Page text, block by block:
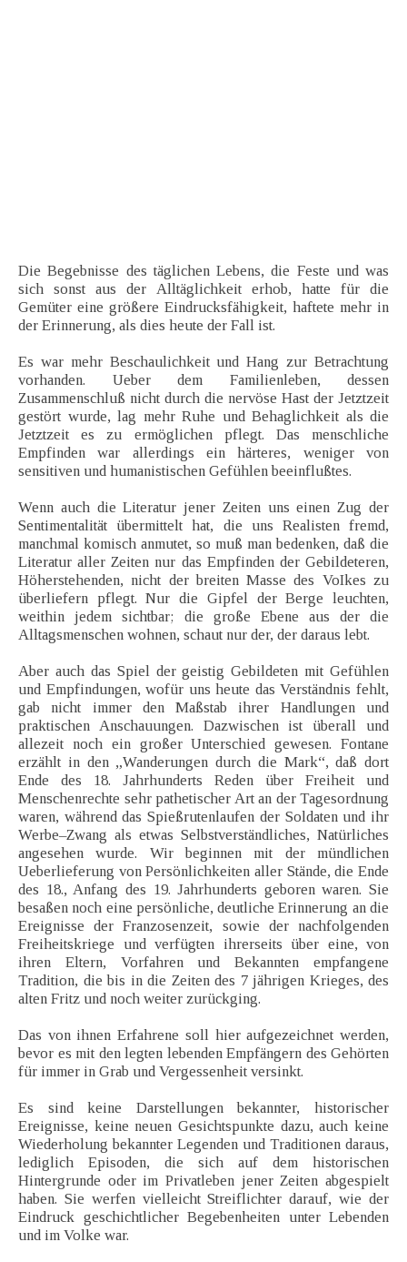
Die Begebnisse des täglichen Lebens, die Feste und was
sich sonst aus der Alltäglichkeit erhob, hatte für die
Gemüter eine größere Eindrucksfähigkeit, haftete mehr in
der Erinnerung, als dies heute der Fall ist.
Es war mehr Beschaulichkeit und Hang zur Betrachtung
vorhanden. Ueber dem Familienleben, dessen
Zusammenschluß nicht durch die nervöse Hast der Jetztzeit
gestört wurde, lag mehr Ruhe und Behaglichkeit als die
Jetztzeit es zu ermöglichen pflegt. Das menschliche
Empfinden war allerdings ein härteres, weniger von
sensitiven und humanistischen Gefühlen beeinflußtes.
Wenn auch die Literatur jener Zeiten uns einen Zug der
Sentimentalität übermittelt hat, die uns Realisten fremd,
manchmal komisch anmutet, so muß man bedenken, daß die
Literatur aller Zeiten nur das Empfinden der Gebildeteren,
Höherstehenden, nicht der breiten Masse des VoIkes zu
überliefern pflegt. Nur die Gipfel der Berge leuchten,
weithin jedem sichtbar; die große Ebene aus der die
Alltagsmenschen wohnen, schaut nur der, der daraus lebt.
Aber auch das Spiel der geistig Gebildeten mit Gefühlen
und Empfindungen, wofür uns heute das Verständnis fehlt,
gab nicht immer den Maßstab ihrer Handlungen und
praktischen Anschauungen. Dazwischen ist überall und
allezeit noch ein großer Unterschied gewesen. Fontane
erzählt in den „Wanderungen durch die Mark“, daß dort
Ende des 18. Jahrhunderts Reden über Freiheit und
Menschenrechte sehr pathetischer Art an der Tagesordnung
waren, während das Spießrutenlaufen der Soldaten und ihr
Werbe–Zwang als etwas Selbstverständliches, Natürliches
angesehen wurde. Wir beginnen mit der mündlichen
Ueberlieferung von Persönlichkeiten aller Stände, die Ende
des 18., Anfang des 19. Jahrhunderts geboren waren. Sie
besaßen noch eine persönliche, deutliche Erinnerung an die
Ereignisse der Franzosenzeit, sowie der nachfolgenden
Freiheitskriege und verfügten ihrerseits über eine, von
ihren Eltern, Vorfahren und Bekannten empfangene
Tradition, die bis in die Zeiten des 7 jährigen Krieges, des
alten Fritz und noch weiter zurückging.
Das von ihnen Erfahrene soll hier aufgezeichnet werden,
bevor es mit den legten lebenden Empfängern des Gehörten
für immer in Grab und Vergessenheit versinkt.
Es sind keine Darstellungen bekannter, historischer
Ereignisse, keine neuen Gesichtspunkte dazu, auch keine
Wiederholung bekannter Legenden und Traditionen daraus,
lediglich Episoden, die sich auf dem historischen
Hintergrunde oder im Privatleben jener Zeiten abgespielt
haben. Sie werfen vielleicht Streiflichter darauf, wie der
Eindruck geschichtlicher Begebenheiten unter Lebenden
und im Volke war.